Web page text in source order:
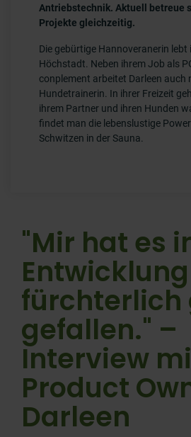
Antriebstechnik. Aktuell betreue
Projekte gleichzeitig.
Die gebürtige Hannoveranerin lebt
Höchstadt. Neben ihrem Job als
conplement arbeitet Darleen auch
Hundetrainerin. In ihrer Freizeit
ihrem Partner und ihren Hunden
findet man die lebenslustige
Schwitzen in der Sauna.
"Mir hat es
Entwicklung
fürchterlich
gefallen." –
Interview
Product
Darleen